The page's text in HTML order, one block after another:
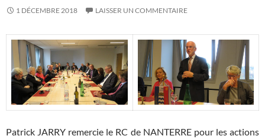
1 DÉCEMBRE 2018 LAISSER UN COMMENTAIRE
Patrick JARRY remercie le RC de NANTERRE pour les actions